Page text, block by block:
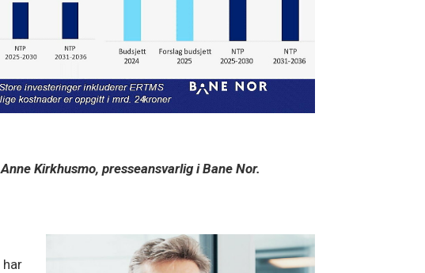
Kirkhusmo, presseansvarlig i Bane Nor.
har